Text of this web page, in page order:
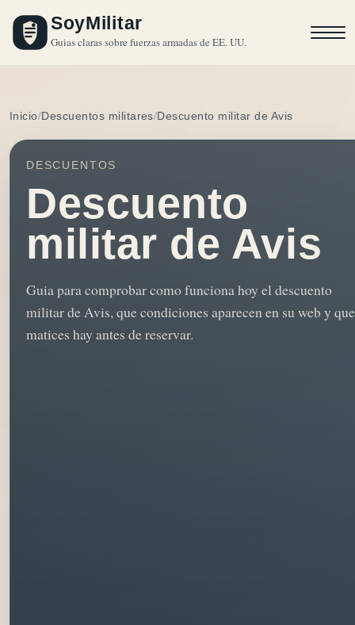
SoyMilitar
Guias claras sobre fuerzas armadas de EE. UU.
Inicio Descuentos militares Descuento militar de Avis
DESCUENTOS
Descuento
militar de Avis
Guia para comprobar como funciona hoy el descuento
militar de Avis, que condiciones aparecen en su web y que
matices hay antes de reservar.